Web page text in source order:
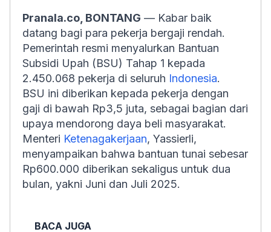
Pranala.co, BONTANG — Kabar baik
datang bagi para pekerja bergaji rendah.
Pemerintah resmi menyalurkan Bantuan
Subsidi Upah (BSU) Tahap 1 kepada
2.450.068 pekerja di seluruh Indonesia.
BSU ini diberikan kepada pekerja dengan
gaji di bawah Rp3,5 juta, sebagai bagian dari
upaya mendorong daya beli masyarakat.
Menteri Ketenagakerjaan, Yassierli,
menyampaikan bahwa bantuan tunai sebesar
Rp600.000 diberikan sekaligus untuk dua
bulan, yakni Juni dan Juli 2025.
BACA JUGA